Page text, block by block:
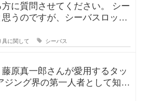
に質問させてください。 シー
うのですが、シーバスロッド
具に関して シーバス
原真一郎さんが愛用するタッ